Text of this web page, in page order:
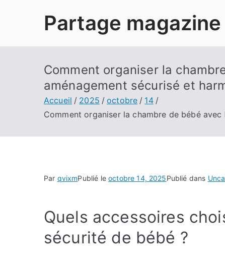
Partage magazine
Comment organiser la
aménagement sécurisé et
Accueil 2025 octobre
14
Comment organiser la chambre de bébé
Par qvixmPublié leoctobre 14, 2025Publié dans
Quels accessoires
sécurité de bébé ?